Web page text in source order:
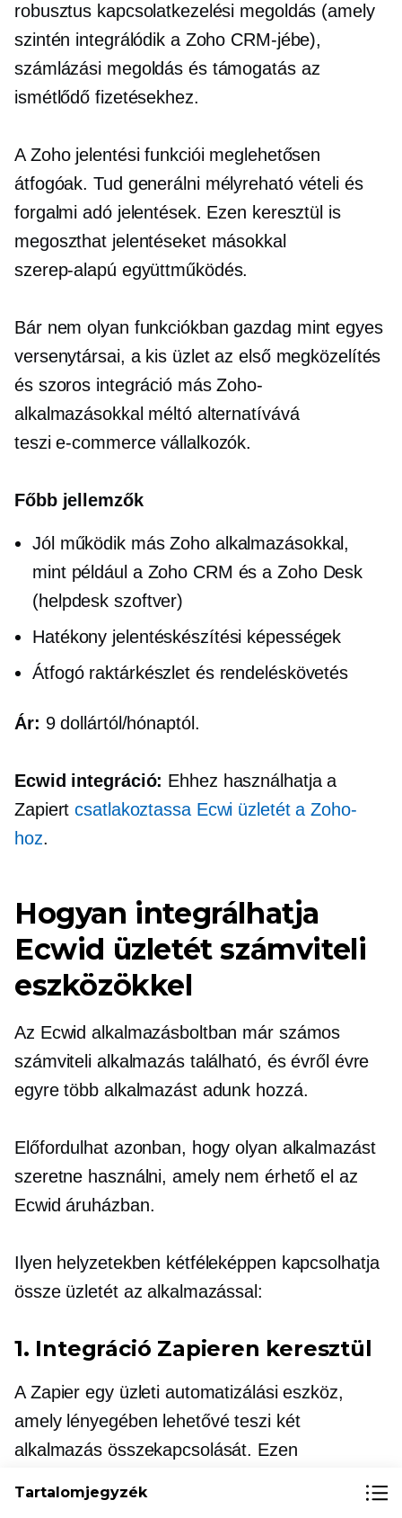
robusztus kapcsolatkezelési megoldás (amely
szintén integrálódik a Zoho CRM-jébe),
számlázási megoldás és támogatás az
ismétlődő fizetésekhez.
A Zoho jelentési funkciói meglehetősen
átfogóak. Tud generálni mélyrehatóvételi és
forgalmi adó jelentések. Ezen keresztül is
megoszthat jelentéseket másokkal
szerep-alapú együttműködés.
Bár nem olyan funkciókban gazdag mint egyes
versenytársai, a kis üzlet az elsőmegközelítés
és szoros integráció más Zoho-
alkalmazásokkal méltó alternatívává
teszie-commercevállalkozók.
Főbb jellemzők
Jól működik más Zoho alkalmazásokkal,
mint például a Zoho CRM és a Zoho Desk
(helpdesk szoftver)
Hatékony jelentéskészítési képességek
Átfogó raktárkészlet és rendeléskövetés
Ár: 9 dollártól/hónaptól.
Ecwid integráció: Ehhez használhatja a
Zapiertcsatlakoztassa Ecwi üzletét a Zoho-
hoz.
Hogyan integrálhatja
Ecwid üzletét számviteli
eszközökkel
Az Ecwid alkalmazásboltban már számos
számviteli alkalmazás található, és évről évre
egyre több alkalmazást adunk hozzá.
Előfordulhat azonban, hogy olyan alkalmazást
szeretne használni, amely nem érhető el az
Ecwid áruházban.
Ilyen helyzetekben kétféleképpen kapcsolhatja
össze üzletét az alkalmazással:
1. Integráció Zapieren keresztül
A Zapier egy üzleti automatizálási eszköz,
amely lényegében lehetővé teszi két
alkalmazás összekapcsolását. Ezen
Tartalomjegyzék